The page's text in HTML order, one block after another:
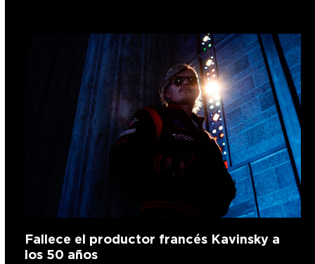
Fallece el productor francés Kavinsky a
los 50 años